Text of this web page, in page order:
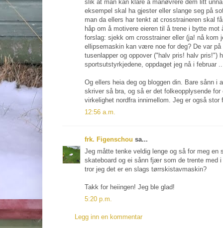
slik at man kan klare å manøvrere dem litt
eksempel skal ha gjester eller slange seg på
man da ellers har tenkt at crosstraineren skal
håp om å motivere eieren til å trene i bytte
forslag: sjekk om crosstrainer eller (ja! nå kom
ellipsemaskin kan være noe for deg? De var
tusenlapper og oppover ("halv pris! halv pris!")
sportsutstyrkjedene, oppdaget jeg nå i februar
Og ellers heia deg og bloggen din. Bare sånn i
skriver så bra, og så er det folkeopplysende
virkelighet nordfra innimellom. Jeg er også stor
12:56 a.m.
frk. Figenschou sa...
Jeg måtte tenke veldig lenge og så for meg en
skateboard og ei sånn fjær som de trente med i
tror jeg det er en slags tørrskistavmaskin?
Takk for heiingen! Jeg ble glad!
5:20 p.m.
Legg inn en kommentar